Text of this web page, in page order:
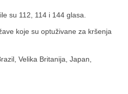
su 112, 114 i 144 glasa.
koje su optuživane za kršenja
Velika Britanija, Japan,